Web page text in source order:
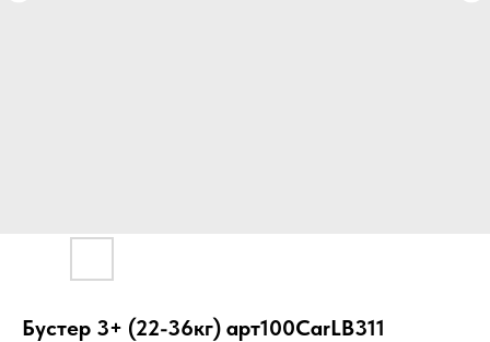
Бустер 3+ (22-36кг) арт100CarLB311